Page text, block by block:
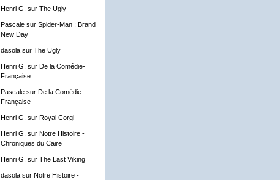
Henri G. sur The Ugly
Pascalesur Spider-Man : Brand
New Day
dasolasur The Ugly
Henri G. sur De la Comédie-
Française
Pascalesur De la Comédie-
Française
Henri G. sur Royal Corgi
Henri G. sur Notre Histoire -
Chroniques du Caire
Henri G. sur The Last Viking
dasolasur Notre Histoire -